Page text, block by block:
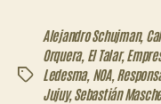
Etiquetas
Alejandro Schujman,
Orquera, El Talar,
Ledesma, NOA,
Jujuy,Sebastián